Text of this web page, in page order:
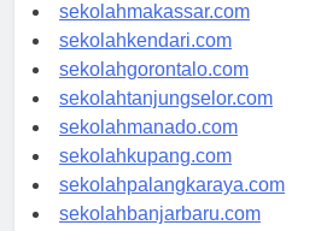
sekolahmakassar.com
sekolahkendari.com
sekolahgorontalo.com
sekolahtanjungselor.com
sekolahmanado.com
sekolahkupang.com
sekolahpalangkaraya.com
sekolahbanjarbaru.com